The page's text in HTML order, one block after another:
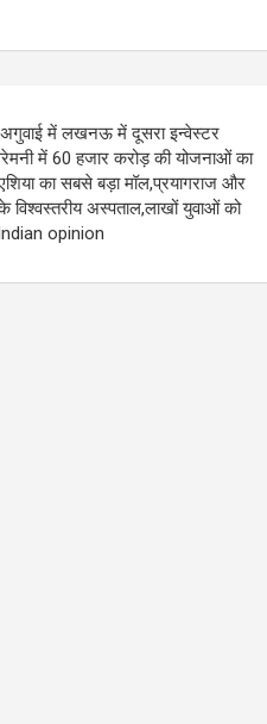
se
g
er
py
n
k
ar
अगुवाई में लखनऊ में दूसरा इन्वेस्टर
में 60 हजार करोड़ की योजनाओं का
का सबसे बड़ा मॉल,प्रयागराज और
विश्वस्तरीय अस्पताल,लाखों युवाओं को
Indian opinion